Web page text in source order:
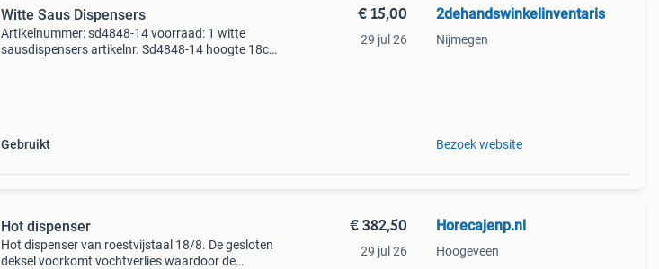
Witte Saus Dispensers
Artikelnummer: sd4848-14 voorraad: 1 witte
sausdispensers artikelnr. Sd4848-14 hoogte 18cm
Gebruikt
€ 15,00
29 jul 26
2dehandswinkelinventaris
Nijmegen
Bezoek website
Hot dispenser
Hot dispenser van roestvijstaal 18/8. De gesloten
deksel voorkomt vochtverlies waardoor de
€ 382,50
29 jul 26
Horecajenp.nl
Hoogeveen